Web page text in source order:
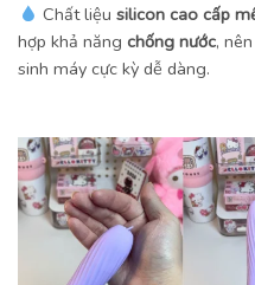
Chất liệu silicon cao cấp
hợp khả năng chống nước,
sinh máy cực kỳ dễ dàng.